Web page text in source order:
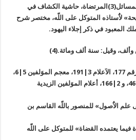
تنقيح أبصار القضاة إلى أزهار المسائل(3)المرتضاة، حاشية الكشاف في
لاَُستاذه المتوكل على اللّه، مختصر شرح
المعبود في ذكر إجلاء اليهود.
وقيل: سنة ألف ومائة.(4)
(1)ملحق البدر الطالع 2|103 برقم 177، الاَعلام 3|191، معجم الموَلفين 5|6،
موَلفات الزيدية 1|300، 411، 467، و 2|166، أعلام الموَلفين الزيدية
علم الاَُصول» للمنصور باللّه القاسم بن
فيما يعتمده القضاة» للمتوكل على اللّه